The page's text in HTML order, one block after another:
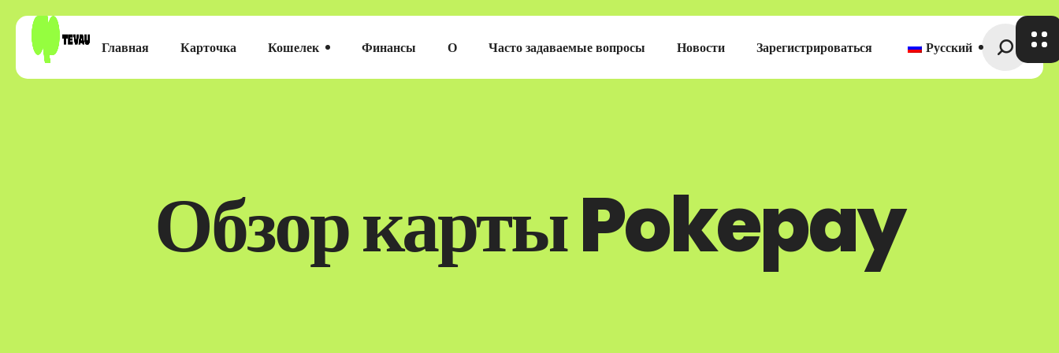
Главная Карточка Кошелек Финансы О Часто задаваемые вопросы Новости Зарегистрироваться Русский
Обзор карты Pokepay